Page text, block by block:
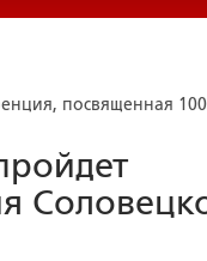
посвященная